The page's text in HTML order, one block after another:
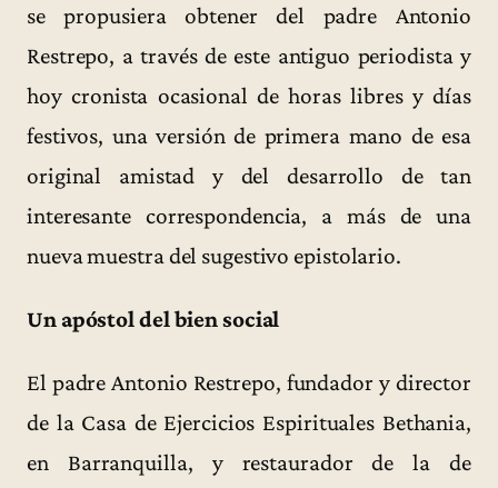
se propusiera obtener del padre Antonio
Restrepo, a través de este antiguo periodista y
hoy cronista ocasional de horas libres y días
festivos, una versión de primera mano de esa
original amistad y del desarrollo de tan
interesante correspondencia, a más de una
nueva muestra del sugestivo epistolario.
Un apóstol del bien social
El padre Antonio Restrepo, fundador y director
de la Casa de Ejercicios Espirituales Bethania,
en Barranquilla, y restaurador de la de